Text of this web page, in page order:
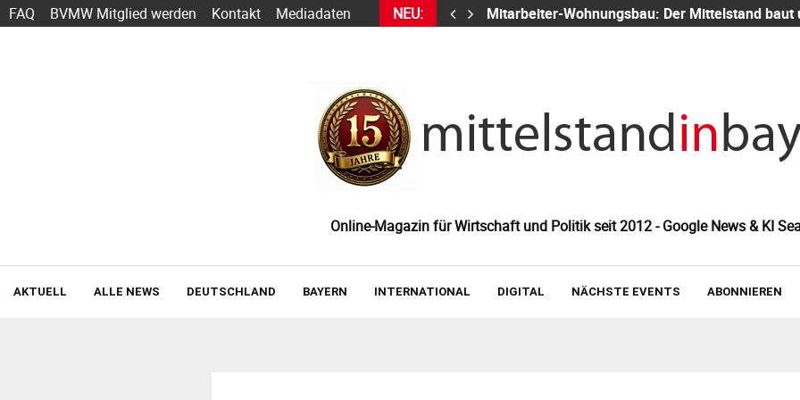
FAQ BVMW Mitglied werden Kontakt Mediadaten NEU:
Sarbacane wird zu Positive User Mitarbeiter-Wohnungsbau: Der Mittelstand baut
Online-Magazin für Wirtschaft und Politik seit 2012 - Google News & KI
AKTUELL ALLE NEWS DEUTSCHLAND BAYERN INTERNATIONAL DIGITAL NÄCHSTE EVENTS ABONNIEREN